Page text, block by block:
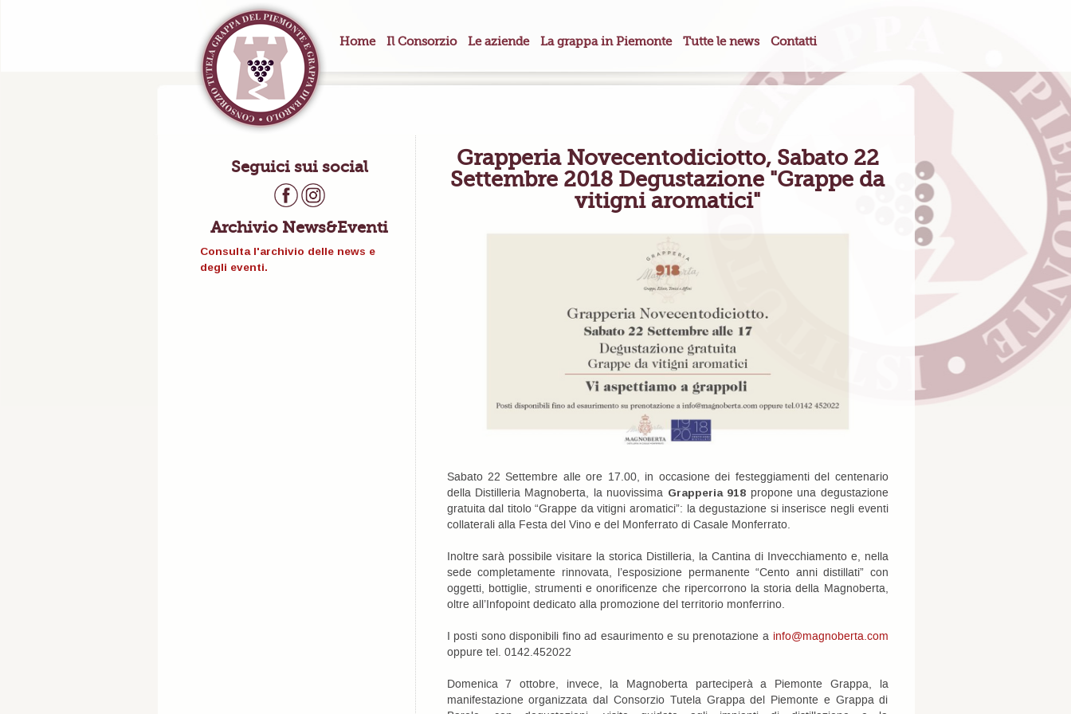
Home Il Consorzio Le aziende La grappa in Piemonte Tutte le news Contatti
Seguici sui social
Archivio News&Eventi
Consulta l'archivio delle news e
degli eventi.
Grapperia Novecentodiciotto, Sabato 22
Settembre 2018 Degustazione "Grappe da
vitigni aromatici"
Sabato 22 Settembre alle ore 17.00, in occasione dei festeggiamenti del centenario
della Distilleria Magnoberta, la nuovissima Grapperia 918 propone una degustazione
gratuita dal titolo “Grappe da vitigni aromatici”: la degustazione si inserisce negli eventi
collaterali alla Festa del Vino e del Monferrato di Casale Monferrato.
Inoltre sarà possibile visitare la storica Distilleria, la Cantina di Invecchiamento e, nella
sede completamente rinnovata, l’esposizione permanente “Cento anni distillati” con
oggetti, bottiglie, strumenti e onorificenze che ripercorrono la storia della Magnoberta,
oltre all’Infopoint dedicato alla promozione del territorio monferrino.
I posti sono disponibili fino ad esaurimento e su prenotazione a info@magnoberta.com
oppure tel. 0142.452022
Domenica 7 ottobre, invece, la Magnoberta parteciperà a Piemonte Grappa, la
manifestazione organizzata dal Consorzio Tutela Grappa del Piemonte e Grappa di